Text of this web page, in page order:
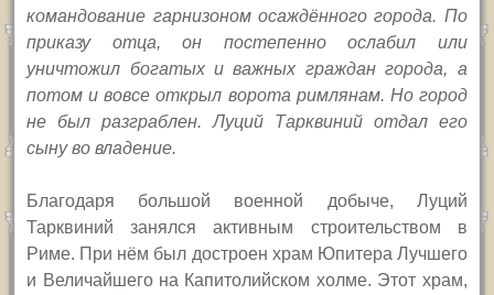
командование гарнизоном осаждённого города. По
приказу отца, он постепенно ослабил или
уничтожил богатых и важных граждан города, а
потом и вовсе открыл ворота римлянам. Но город
не был разграблен. Луций Тарквиний отдал его
сыну во владение.
Благодаря большой военной добыче, Луций
Тарквиний занялся активным строительством в
Риме. При нём был достроен храм Юпитера Лучшего
и Величайшего на Капитолийском холме. Этот храм,